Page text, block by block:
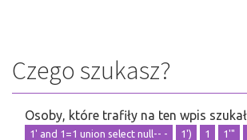
Czego szukasz?
Osoby, które trafiły na ten wpis
1' and 1=1 union select null-- - 1') 1 1'"